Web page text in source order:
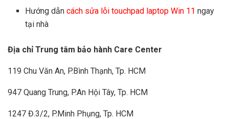
Hướng dẫn cách sửa lỗi touchpad laptop Win 11 ngay
tại nhà
Địa chỉ Trung tâm bảo hành Care Center
119 Chu Văn An, P.Bình Thạnh, Tp. HCM
947 Quang Trung, P.An Hội Tây, Tp. HCM
1247 Đ.3/2, P.Minh Phụng, Tp. HCM